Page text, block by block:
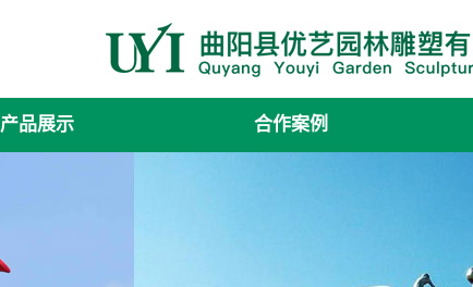
产品展示 合作案例